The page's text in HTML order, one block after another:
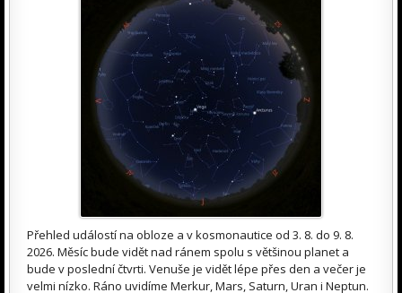
Přehled událostí na obloze a v kosmonautice od 3. 8. do 9. 8.
2026. Měsíc bude vidět nad ránem spolu s většinou planet a
bude v poslední čtvrti. Venuše je vidět lépe přes den a večer je
velmi nízko. Ráno uvidíme Merkur, Mars, Saturn, Uran i Neptun.